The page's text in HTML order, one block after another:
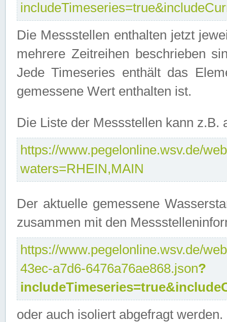
Die Messstellen enthalten jetzt
mehrere Zeitreihen beschrieben
Jede Timeseries enthält das
gemessene Wert enthalten ist.
Die Liste der Messstellen kann
https://www.pegelonline.wsv.de/
waters=RHEIN,MAIN
Der aktuelle gemessene
zusammen mit den
https://www.pegelonline.wsv.de/
43ec-a7d6-6476a76ae868.json?
oder auch isoliert abgefragt werden.